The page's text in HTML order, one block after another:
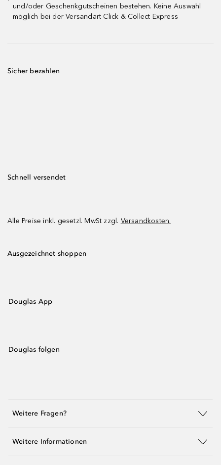
und/oder Geschenkgutscheinen bestehen. Keine Auswahl
möglich bei der Versandart Click & Collect Express
Sicher bezahlen
Schnell versendet
Alle Preise inkl. gesetzl. MwSt zzgl. Versandkosten.
Ausgezeichnet shoppen
Douglas App
Douglas folgen
Weitere Fragen?
Weitere Informationen